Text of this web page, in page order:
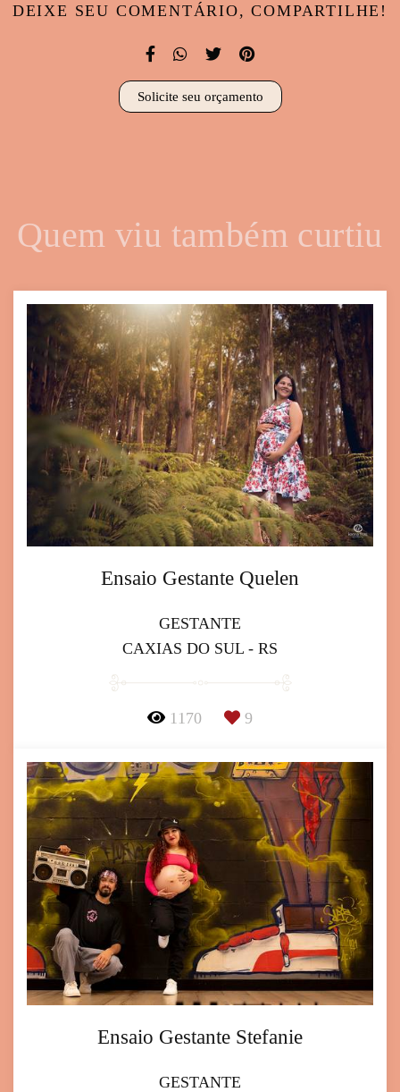
DEIXE SEU COMENTÁRIO, COMPARTILHE!
Solicite seu orçamento
Quem viu também curtiu
Ensaio Gestante Quelen
GESTANTE
CAXIAS DO SUL - RS
1170 9
Ensaio Gestante Stefanie
GESTANTE